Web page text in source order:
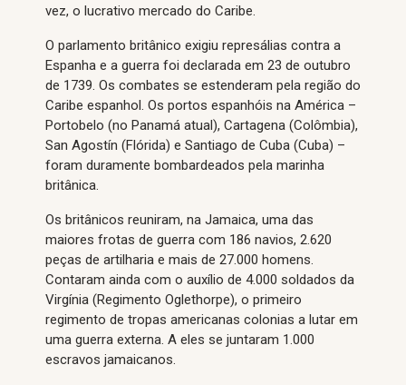
vez, o lucrativo mercado do Caribe.
O parlamento britânico exigiu represálias contra a
Espanha e a guerra foi declarada em 23 de outubro
de 1739. Os combates se estenderam pela região do
Caribe espanhol. Os portos espanhóis na América –
Portobelo (no Panamá atual), Cartagena (Colômbia),
San Agostín (Flórida) e Santiago de Cuba (Cuba) –
foram duramente bombardeados pela marinha
britânica.
Os britânicos reuniram, na Jamaica, uma das
maiores frotas de guerra com 186 navios, 2.620
peças de artilharia e mais de 27.000 homens.
Contaram ainda com o auxílio de 4.000 soldados da
Virgínia (Regimento Oglethorpe), o primeiro
regimento de tropas americanas colonias a lutar em
uma guerra externa. A eles se juntaram 1.000
escravos jamaicanos.